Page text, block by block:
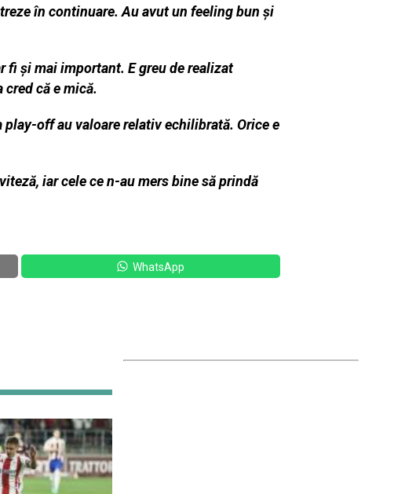
în continuare. Au avut un feeling bun și
fi și mai important. E greu de realizat
că e mică.
play-off au valoare relativ echilibrată. Orice e
iar cele ce n-au mers bine să prindă
WhatsApp